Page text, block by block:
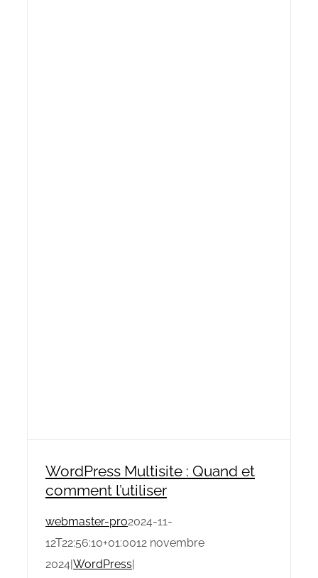
WordPress Multisite : Quand et
comment l’utiliser
webmaster-pro2024-11-
12T22:56:10+01:0012 novembre
2024|WordPress|